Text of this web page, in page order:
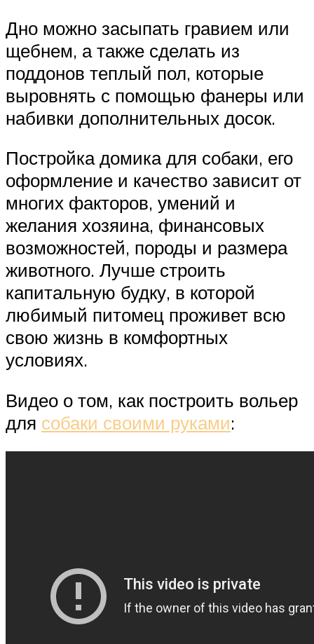
Дно можно засыпать гравием или
щебнем, а также сделать из
поддонов теплый пол, которые
выровнять с помощью фанеры или
набивки дополнительных досок.
Постройка домика для собаки, его
оформление и качество зависит от
многих факторов, умений и
желания хозяина, финансовых
возможностей, породы и размера
животного. Лучше строить
капитальную будку, в которой
любимый питомец проживет всю
свою жизнь в комфортных
условиях.
Видео о том, как построить вольер
для собаки своими руками: